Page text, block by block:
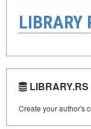
LIBRARY
Create your author's